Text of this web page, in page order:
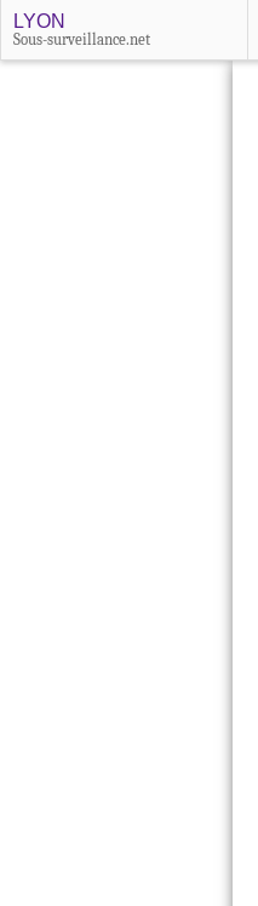
LYON
Sous-surveillance.net